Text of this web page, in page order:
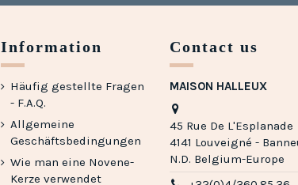
Information
Häufig gestellte Fragen
- F.A.Q.
Allgemeine
Geschäftsbedingungen
Wie man eine Novene-
Kerze verwendet
Contact us
MAISON HALLEUX
45 Rue De L'Esplanade
4141 Louveigné -
N.D. Belgium-Europe